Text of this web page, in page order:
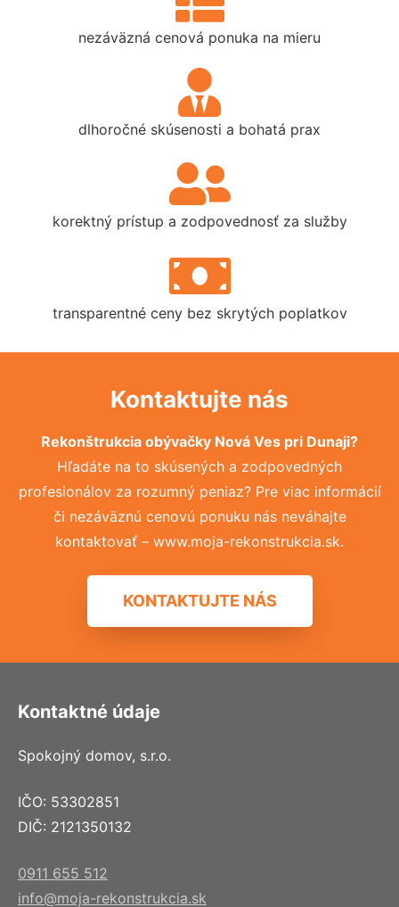
nezáväzná cenová ponuka na mieru
dlhoročné skúsenosti a bohatá prax
korektný prístup a zodpovednosť za služby
transparentné ceny bez skrytých poplatkov
Kontaktujte nás
Rekonštrukcia obývačky Nová Ves pri Dunaji?
Hľadáte na to skúsených a zodpovedných
profesionálov za rozumný peniaz? Pre viac informácií
či nezáväznú cenovú ponuku nás neváhajte
kontaktovať – www.moja-rekonstrukcia.sk.
KONTAKTUJTE NÁS
Kontaktné údaje
Spokojný domov, s.r.o.
IČO: 53302851
DIČ: 2121350132
0911 655 512
info@moja-rekonstrukcia.sk